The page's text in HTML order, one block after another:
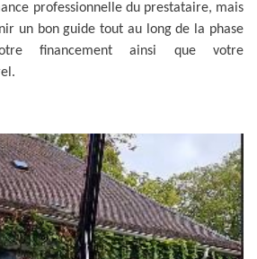
professionnelle du prestataire, mais
un bon guide tout au long de la phase
financement ainsi que votre